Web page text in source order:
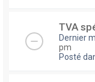
TVA
Dernier
pm
Posté